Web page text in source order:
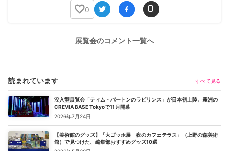
0
展覧会のコメント一覧へ
読まれています すべて見る
没入型展覧会「ティム・バートンのラビリンス」が日本初上陸。豊洲の
CREVIA BASE Tokyoで11月開幕
2026年7月24日
【美術館のグッズ】「大ゴッホ展 夜のカフェテラス」（上野の森美術
館）で見つけた、編集部おすすめグッズ10選